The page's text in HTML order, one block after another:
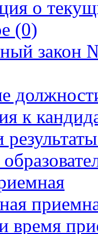
о
(0)
закон
к
время